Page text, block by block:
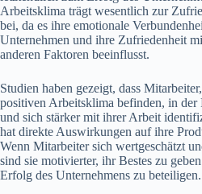
Arbeitsklima trägt wesentlich zur
bei, da es ihre emotionale
Unternehmen und ihre Zufriedenheit
anderen Faktoren beeinflusst.
Studien haben gezeigt, dass
positiven Arbeitsklima befinden, in der
und sich stärker mit ihrer Arbeit
hat direkte Auswirkungen auf ihre
Wenn Mitarbeiter sich wertgeschätzt
sind sie motivierter, ihr Bestes zu
Erfolg des Unternehmens zu beteiligen.